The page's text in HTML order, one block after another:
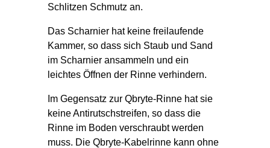
Schlitzen Schmutz an.
Das Scharnier hat keine freilaufende
Kammer, so dass sich Staub und Sand
im Scharnier ansammeln und ein
leichtes Öffnen der Rinne verhindern.
Im Gegensatz zur Qbryte-Rinne hat sie
keine Antirutschstreifen, so dass die
Rinne im Boden verschraubt werden
muss. Die Qbryte-Kabelrinne kann ohne